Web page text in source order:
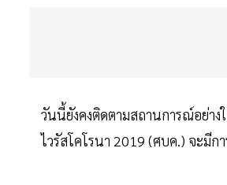
วันนี้ยังคงติดตามสถานการณ์อย่า
ไวรัสโคโรนา 2019 (ศบค.) จะมีก